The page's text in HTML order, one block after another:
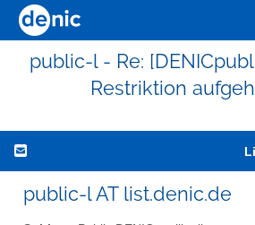
public-l - Re:
Restriktion
public-l AT list.denic.de